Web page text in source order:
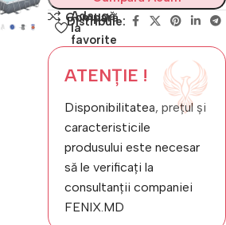
Compară
Adaugă
la
favorite
Distribuie:
ATENȚIE !
Disponibilitatea, prețul și
caracteristicile
produsului este necesar
să le verificați la
consultanții companiei
FENIX.MD